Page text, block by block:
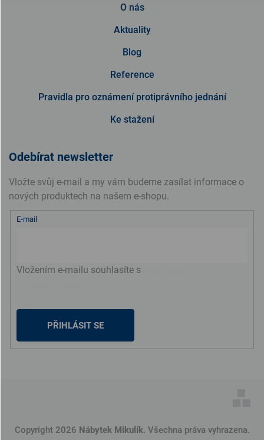
O nás
Aktuality
Blog
Reference
Pravidla pro oznámení protiprávního jednání
Ke stažení
Odebírat newsletter
Vložte svůj e-mail a my vám budeme zasílat informace o
nových produktech na našem e-shopu.
E-mail
Vložením e-mailu souhlasíte s
PŘIHLÁSIT SE
Copyright 2026 Nábytek Mikulík. Všechna práva vyhrazena.